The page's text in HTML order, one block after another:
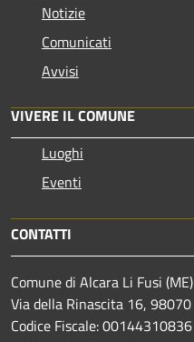
Notizie
Comunicati
Avvisi
VIVERE IL COMUNE
Luoghi
Eventi
CONTATTI
Comune di Alcara Li Fusi (ME)
Via della Rinascita 16, 98070
Codice Fiscale: 00144310836